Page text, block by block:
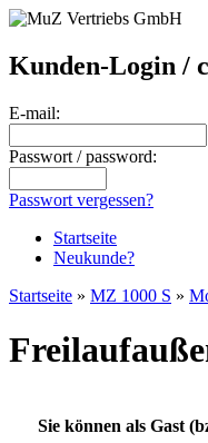
Kunden-Login /
E-mail:
Passwort / password:
Passwort vergessen?
Startseite
Neukunde?
Startseite » MZ 1000 S »
Sie können als Gast